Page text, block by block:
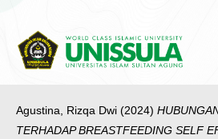
Agustina, Rizqa Dwi (2024)
TERHADAP BREASTFEEDING SELF